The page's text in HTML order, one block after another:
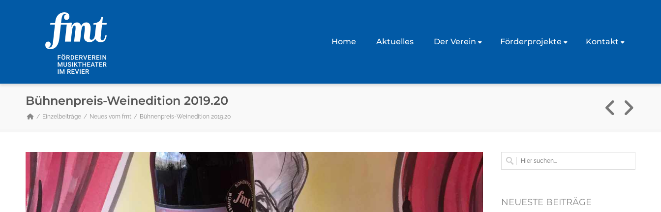
Home Aktuelles Der Verein Förderprojekte Kontakt
Bühnenpreis-Weinedition 2019.20
Einzelbeiträge Neues vom fmt Bühnenpreis-Weinedition 2019.20
NEUESTE BEITRÄGE